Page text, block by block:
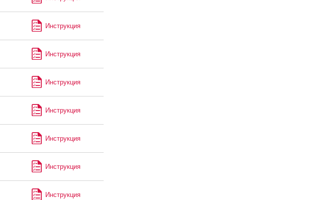
Инструкция
Инструкция
Инструкция
Инструкция
Инструкция
Инструкция
Инструкция